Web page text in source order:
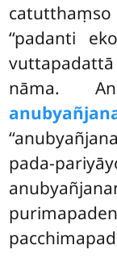
‘‘padanti
nāma.
pada-